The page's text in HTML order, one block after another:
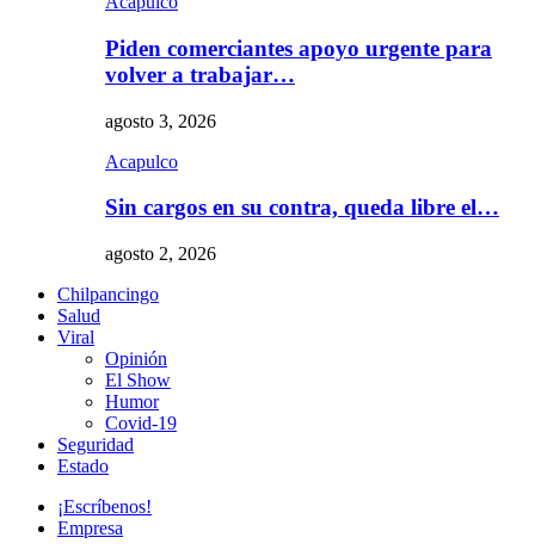
Piden comerciantes apoyo urgente para
volver a trabajar…
agosto 3, 2026
Acapulco
Sin cargos en su contra, queda libre el…
agosto 2, 2026
Chilpancingo
Salud
Viral
Opinión
El Show
Humor
Covid-19
Seguridad
Estado
¡Escríbenos!
Empresa